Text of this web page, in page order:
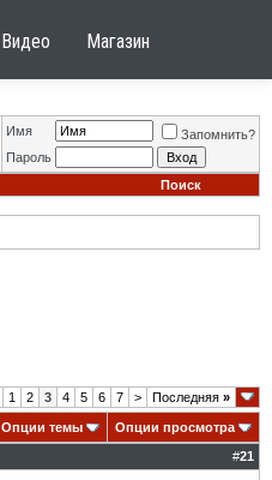
Видео Магазин
Имя
Запомнить?
Пароль
Поиск
1 2 3 4 5 6 7 > Последняя »
Опции темы
Опции просмотра
#21